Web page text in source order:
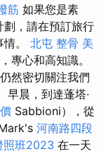
筋 如果您是素
，請在預訂旅行
。 北屯 整骨 美
專心和高知識。
然密切關注我們
早晨，到達蓬塔·
Sabbioni），從
河南路四段
照班2023 在一天